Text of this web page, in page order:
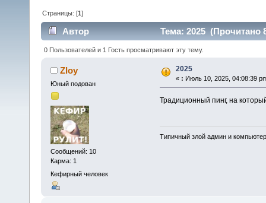
Страницы: [1]
Автор Тема: 2025 (Прочитано
0 Пользователей и 1 Гость просматривают эту тему.
Zloy
Юный подован
Сообщений: 10
Карма: 1
Кефирный человек
2025
« : Июль 10, 2025, 04:08:39
Традиционный пинг, на
Типичный злой админ и